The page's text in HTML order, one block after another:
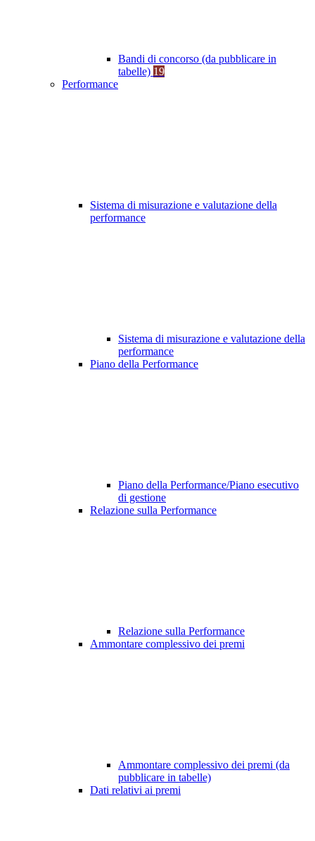
Bandi di concorso (da pubblicare in
tabelle) 19
Performance
Sistema di misurazione e valutazione della
performance
Sistema di misurazione e valutazione della
performance
Piano della Performance
Piano della Performance/Piano esecutivo
di gestione
Relazione sulla Performance
Relazione sulla Performance
Ammontare complessivo dei premi
Ammontare complessivo dei premi (da
pubblicare in tabelle)
Dati relativi ai premi